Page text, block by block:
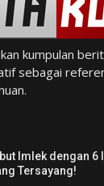
kumpulan
sebagai
Imlek dengan 6
Tersayang!